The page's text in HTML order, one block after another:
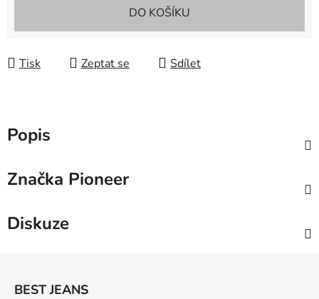
DO KOŠÍKU
Tisk Zeptat se Sdílet
Popis
Značka Pioneer
Diskuze
BEST JEANS